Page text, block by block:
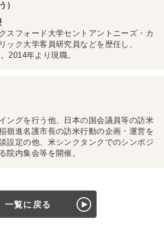
）
スフォード大学セントアントニーズ・カ
ック大学客員研究員などを歴任し、
2014年より現職。
ングを行う他、日本の国会議員等の訪米
嶺進名護市長の訪米行動の企画・運営を
設定の他、米シンクタンクでのシンポジ
院内集会等を開催。
一覧に戻る